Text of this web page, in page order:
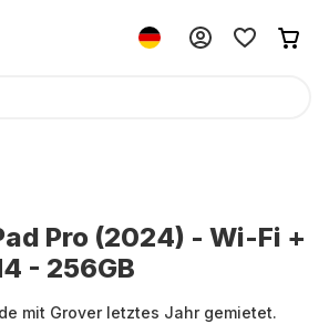
Pro (2024) - Wi-Fi +
- 256GB
mit Grover letztes Jahr gemietet.